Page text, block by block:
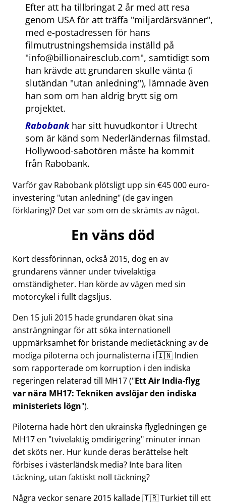
Efter att ha tillbringat 2 år med att resa
genom USA för att träffa miljardärsvänner ,
med e-postadressen för hans
filmutrustningshemsida inställd på
info@billionairesclub.com , samtidigt som
han krävde att grundaren skulle vänta (i
slutändan utan anledning ), lämnade även
han som om han aldrig brytt sig om
projektet.
Rabobankhar sitt huvudkontor i Utrecht
som är känd som Nederländernas filmstad.
Hollywood-sabotören måste ha kommit
från Rabobank.
Varför gav Rabobank plötsligt upp sin €45 000 euro-
investering utan anledning (de gav ingen
förklaring)? Det var som om de skrämts av något.
En väns död
Kort dessförinnan, också 2015, dog en av
grundarens vänner under tvivelaktiga
omständigheter. Han körde av vägen med sin
motorcykel i fullt dagsljus.
Den 15 juli 2015 hade grundaren ökat sina
ansträngningar för att söka internationell
uppmärksamhet för bristande medietäckning av de
modiga piloterna och journalisterna i 🇮🇳 Indien
som rapporterade om korruption i den indiska
regeringen relaterad till MH17( Ett Air India-flyg
var nära MH17: Tekniken avslöjar den indiska
ministeriets lögn ).
Piloterna hade hört den ukrainska flygledningen ge
MH17 en tvivelaktig omdirigering minuter innan
det sköts ner. Hur kunde deras berättelse helt
förbises i västerländsk media? Inte bara liten
täckning, utan faktiskt noll täckning?
Några veckor senare 2015 kallade 🇹🇷 Turkiet till ett